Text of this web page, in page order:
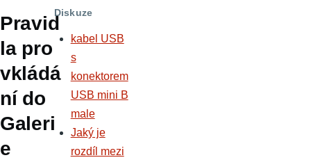
navigace
Pravid
la pro
vkládá
ní do
Galeri
e
Diskuze
kabel USB
s
konektorem
USB mini B
male
Jaký je
rozdíl mezi